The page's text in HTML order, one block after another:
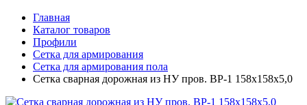
Главная
Каталог товаров
Профили
Сетка для армирования
Сетка для армирования пола
Cетка сварная дорожная из НУ пров. ВР-1 158х158х5,0